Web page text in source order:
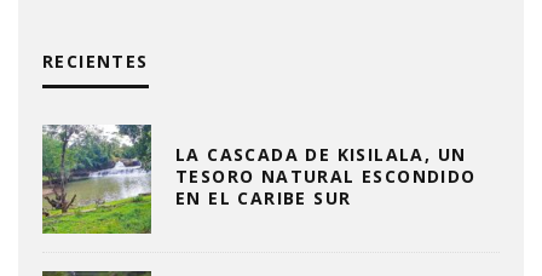
RECIENTES
LA CASCADA DE KISILALA, UN
TESORO NATURAL ESCONDIDO
EN EL CARIBE SUR